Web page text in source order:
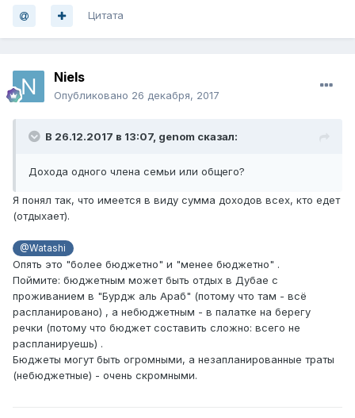
Цитата
Niels
Опубликовано 26 декабря, 2017
В 26.12.2017 в 13:07, genom сказал:
Дохода одного члена семьи или общего?
Я понял так, что имеется в виду сумма доходов всех, кто едет
(отдыхает).
@Watashi
Опять это "более бюджетно" и "менее бюджетно" .
Поймите: бюджетным может быть отдых в Дубае с
проживанием в "Бурдж аль Араб" (потому что там - всё
распланировано) , а небюджетным - в палатке на берегу
речки (потому что бюджет составить сложно: всего не
распланируешь) .
Бюджеты могут быть огромными, а незапланированные траты
(небюджетные) - очень скромными.